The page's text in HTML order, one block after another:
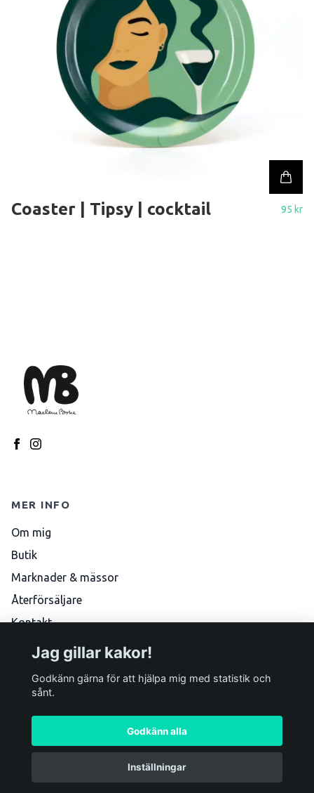
Coaster | Tipsy | cocktail 95 kr
MER INFO
Om mig
Butik
Marknader & mässor
Återförsäljare
Kontakt
Köpvillkor
© 2026 Marlene Boke
Jag gillar kakor!
Godkänn gärna för att hjälpa mig med statistik och
sånt.
Godkänn alla
Inställningar